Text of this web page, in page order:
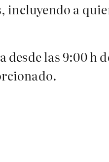
a
las 9:00 h